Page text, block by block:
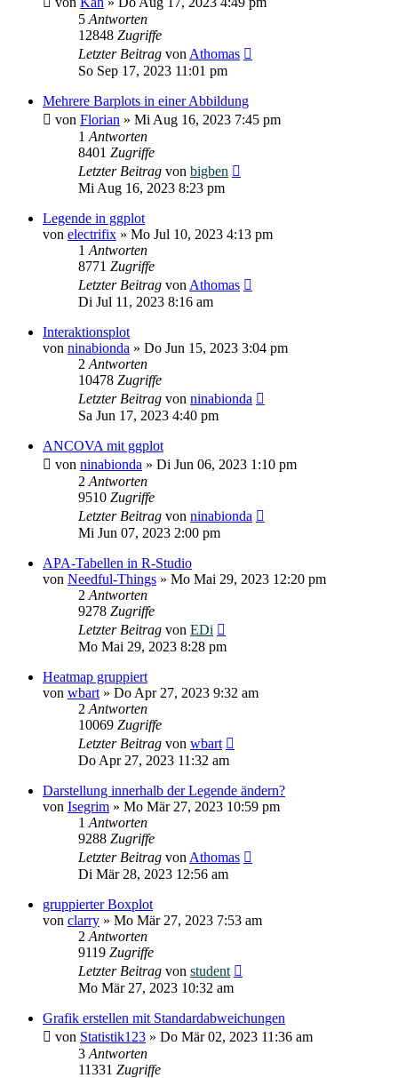
5 Antworten
12848 Zugriffe
Letzter Beitrag von Athomas
So Sep 17, 2023 11:01 pm
Mehrere Barplots in einer Abbildung
von Florian » Mi Aug 16, 2023 7:45 pm
1 Antworten
8401 Zugriffe
Letzter Beitrag von bigben
Mi Aug 16, 2023 8:23 pm
Legende in ggplot
von electrifix » Mo Jul 10, 2023 4:13 pm
1 Antworten
8771 Zugriffe
Letzter Beitrag von Athomas
Di Jul 11, 2023 8:16 am
Interaktionsplot
von ninabionda » Do Jun 15, 2023 3:04 pm
2 Antworten
10478 Zugriffe
Letzter Beitrag von ninabionda
Sa Jun 17, 2023 4:40 pm
ANCOVA mit ggplot
von ninabionda » Di Jun 06, 2023 1:10 pm
2 Antworten
9510 Zugriffe
Letzter Beitrag von ninabionda
Mi Jun 07, 2023 2:00 pm
APA-Tabellen in R-Studio
von Needful-Things » Mo Mai 29, 2023 12:20 pm
2 Antworten
9278 Zugriffe
Letzter Beitrag von EDi
Mo Mai 29, 2023 8:28 pm
Heatmap gruppiert
von wbart » Do Apr 27, 2023 9:32 am
2 Antworten
10069 Zugriffe
Letzter Beitrag von wbart
Do Apr 27, 2023 11:32 am
Darstellung innerhalb der Legende ändern?
von Isegrim » Mo Mär 27, 2023 10:59 pm
1 Antworten
9288 Zugriffe
Letzter Beitrag von Athomas
Di Mär 28, 2023 12:56 am
gruppierter Boxplot
von clarry » Mo Mär 27, 2023 7:53 am
2 Antworten
9119 Zugriffe
Letzter Beitrag von student
Mo Mär 27, 2023 10:32 am
Grafik erstellen mit Standardabweichungen
von Statistik123 » Do Mär 02, 2023 11:36 am
3 Antworten
11331 Zugriffe